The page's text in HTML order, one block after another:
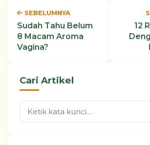
SEBELUMNYA
Sudah Tahu Belum
8 Macam Aroma
Vagina?
12
Cari Artikel